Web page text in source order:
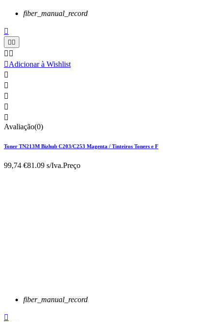
fiber_manual_record

 
 
Adicionar à Wishlist





Avaliação(0)
Toner TN213M Bizhub C203/C253 Magenta / Tinteiros Toners e F
99,74 €81.09 s/Iva.Preço
fiber_manual_record
